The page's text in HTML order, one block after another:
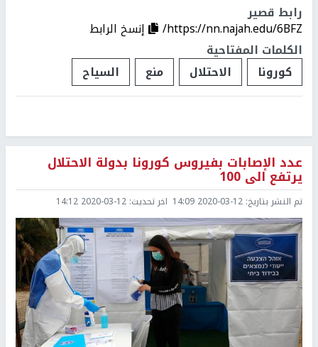
رابط قصير
https://nn.najah.edu/6BFZ/
إنسخ الرابط
الكلمات المفتاحية
كورونا
الاحتلال منع السياح
عدد الإصابات بفيروس كورونا بدولة الاحتلال
يرتفع الى 100
تم النشر بتاريخ: 2020-03-12 14:09 اخر تحديث: 2020-03-12 14:12